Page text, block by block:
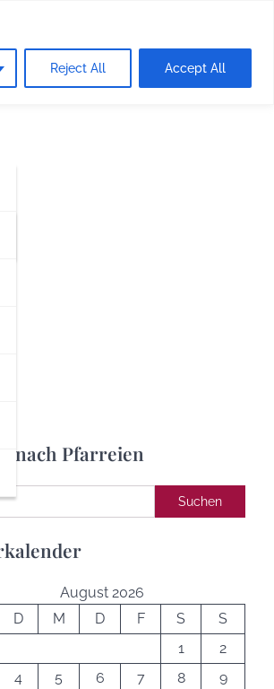
Reject All Accept All
nach Pfarreien
Suchen
August 2026
D M D F S
S
1
2
4 5 6 7 8
9